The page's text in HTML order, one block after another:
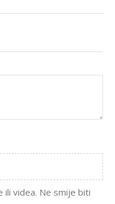
videa. Ne smije biti